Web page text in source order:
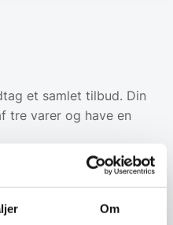
Om
et samlet tilbud. Din
tre varer og have en
favoritliste.